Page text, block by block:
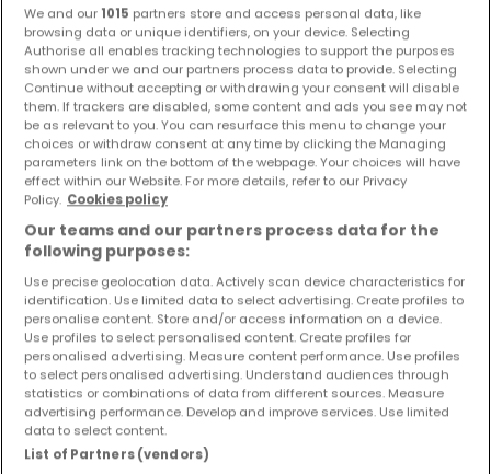
Haus 3 Zimmer zum Kauf inEppelborn
423.900 €
131 m² 3 2 1
We and our 1015 partners store and access personal data, like
browsing data or unique identifiers, on your device. Selecting
Authorise all enables tracking technologies to support the purposes
shown under we and our partners process data to provide. Selecting
Continue without accepting or withdrawing your consent will disable
them. If trackers are disabled, some content and ads you see may not
be as relevant to you. You can resurface this menu to change your
choices or withdraw consent at any time by clicking the Managing
parameters link on the bottom of the webpage. Your choices will have
effect within our Website. For more details, refer to our Privacy
Policy. Cookies policy
Our teams and our partners process data for the
following purposes:
Use precise geolocation data. Actively scan device characteristics for
identification. Use limited data to select advertising. Create profiles to
personalise content. Store and/or access information on a device.
Use profiles to select personalised content. Create profiles for
personalised advertising. Measure content performance. Use profiles
to select personalised advertising. Understand audiences through
statistics or combinations of data from different sources. Measure
advertising performance. Develop and improve services. Use limited
data to select content.
List of Partners (vendors)